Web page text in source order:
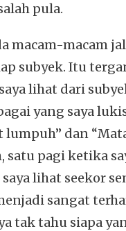
pula.
macam-macam
subyek. Itu
lihat dari
yang saya
dan
satu pagi ketika
lihat seekor
sangat
tak tahu siapa